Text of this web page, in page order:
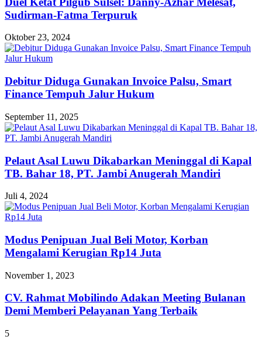
Sudirman-Fatma Terpuruk
Oktober 23, 2024
Debitur Diduga Gunakan Invoice Palsu, Smart
Finance Tempuh Jalur Hukum
September 11, 2025
Pelaut Asal Luwu Dikabarkan Meninggal di Kapal
TB. Bahar 18, PT. Jambi Anugerah Mandiri
Juli 4, 2024
Modus Penipuan Jual Beli Motor, Korban
Mengalami Kerugian Rp14 Juta
November 1, 2023
CV. Rahmat Mobilindo Adakan Meeting Bulanan
Demi Memberi Pelayanan Yang Terbaik
5